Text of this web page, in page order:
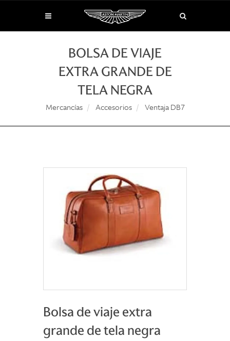
BOLSA DE VIAJE
EXTRA GRANDE DE
TELA NEGRA
Mercancías Accesorios Ventaja DB7
Bolsa de viaje extra
grande de tela negra